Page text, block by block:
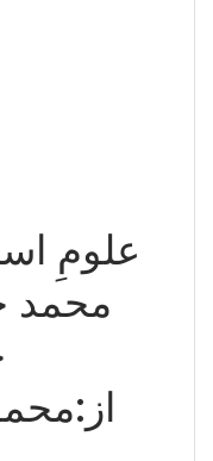
علومِ
محمد